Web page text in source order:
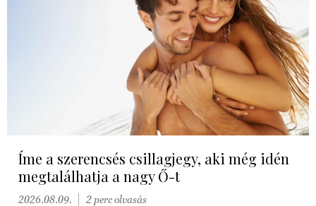
Íme a szerencsés csillagjegy, aki még idén
megtalálhatja a nagy Ő-t
2026.08.09. 2 perc olvasás